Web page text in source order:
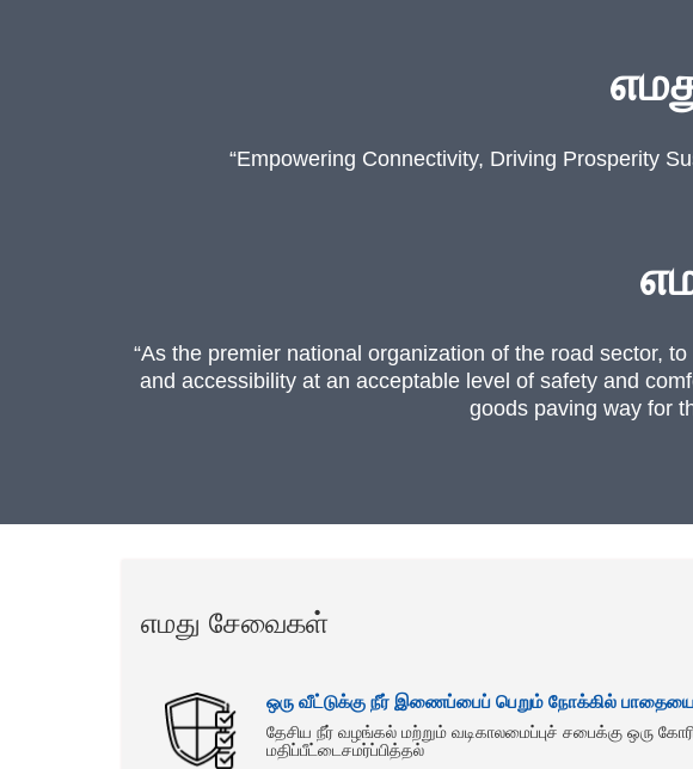
“Empowering Connectivity, Driving Prosperity
“As the premier national organization of the road sector,
and accessibility at an acceptable level of safety and
goods paving way for
எமது சேவைகள்
ஒரு வீட்டுக்கு நீர் இணைப்பைப் பெறும் நோக்கில்
தேசிய நீர் வழங்கல் மற்றும் வடிகாலமைப்புச் சபைக்கு ஒரு
மதிப்பீட்டைசமர்ப்பித்தல்